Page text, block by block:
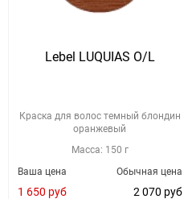
Lebel LUQUIAS O/L
Краска для волос темный блондин
оранжевый
Масса: 150 г
Обычная цена
2 070 руб
Ваша цена
1 650 руб